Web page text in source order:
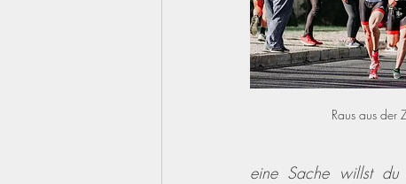
Raus aus der
eine Sache willst du